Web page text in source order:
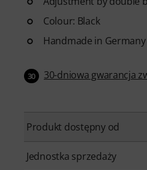
Colour: Black
Handmade in Germany
30 30-dniowa gwarancja
Produkt dostępny od
Jednostka sprzedaży